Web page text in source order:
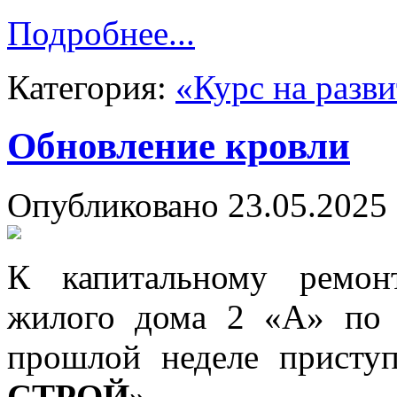
Подробнее...
Категория: «Курс на
Обновление кровли
Опубликовано
К капитальному
жилого дома 2 «А» по
прошлой неделе